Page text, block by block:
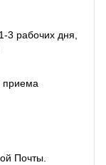
3 рабочих дня,
приема
Почты.